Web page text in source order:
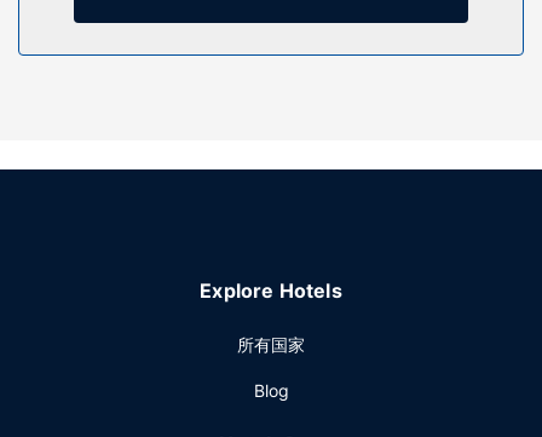
您可以到服务卡门城机场长住套房酒店住客的杂货店/便利店随
便找点吃的。
Explore Hotels
所有国家
Blog